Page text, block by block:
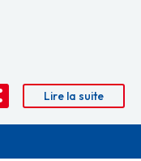
Lire la suite